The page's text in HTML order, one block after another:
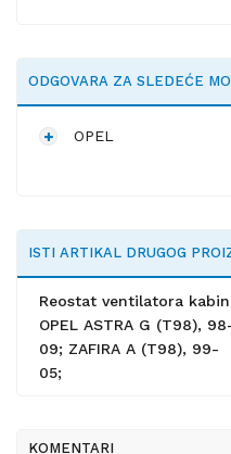
ODGOVARA ZA SLEDEĆE
OPEL
ISTI ARTIKAL DRUGOG
Reostat ventilatora
OPEL ASTRA G (T98),
09; ZAFIRA A (T98), 99-
05;
KOMENTARI